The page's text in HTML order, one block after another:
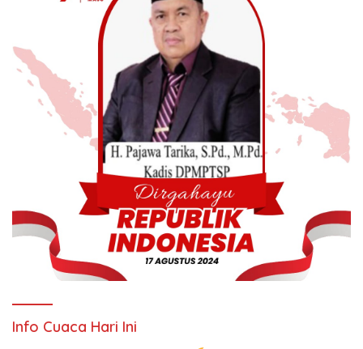
Info Cuaca Hari Ini